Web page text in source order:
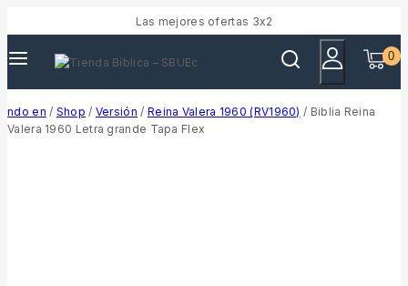
Las mejores ofertas 3x2
0
ndo en / Shop / Versión / Reina Valera 1960 (RV1960) / Biblia Reina
Valera 1960 Letra grande Tapa Flex